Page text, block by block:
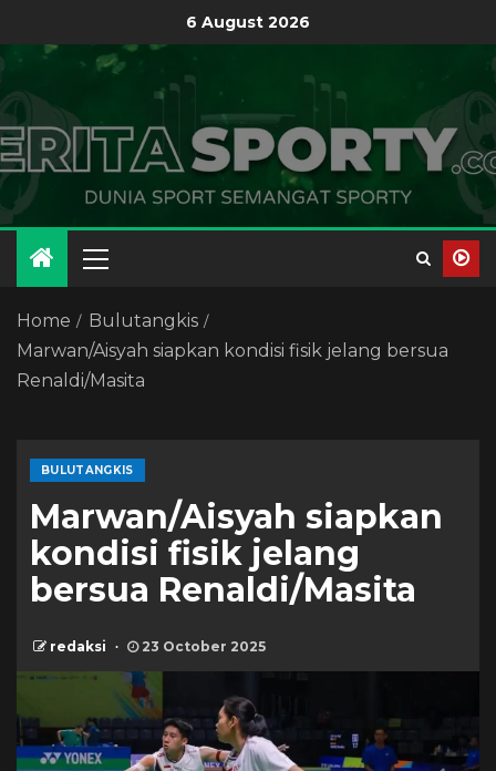
6 August 2026
Home
Bulutangkis
Marwan/Aisyah siapkan kondisi fisik jelang bersua
Renaldi/Masita
BULUTANGKIS
Marwan/Aisyah siapkan
kondisi fisik jelang
bersua Renaldi/Masita
redaksi 23 October 2025